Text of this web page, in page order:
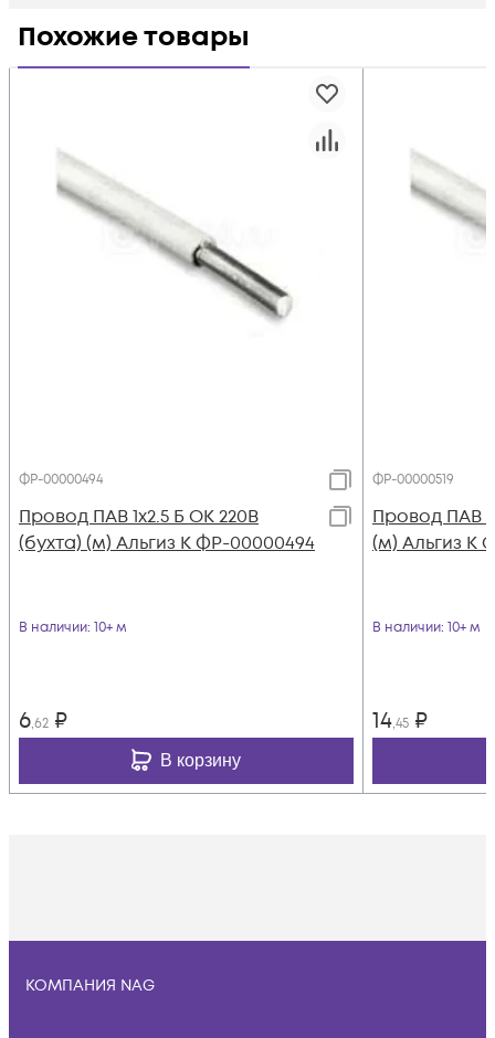
Похожие товары
ФР-00000494
Провод ПАВ 1х2.5 Б ОК 220В
(бухта) (м) Альгиз К ФР-00000494
В наличии: 10+ м
6,62 ₽
В корзину
ФР-00000519
Провод ПАВ
(м) Альгиз К
В наличии: 10+ м
14,45 ₽
КОМПАНИЯ NAG